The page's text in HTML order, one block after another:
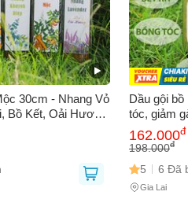
30cm - Nhang Vỏ
Bồ Kết, Oải Hương
Tự Nhiên, Thân
Dầu gội
tóc, giảm
mái tóc
162.000đ
198.000đ
5 6 Đã
Gia Lai
Mua hàng